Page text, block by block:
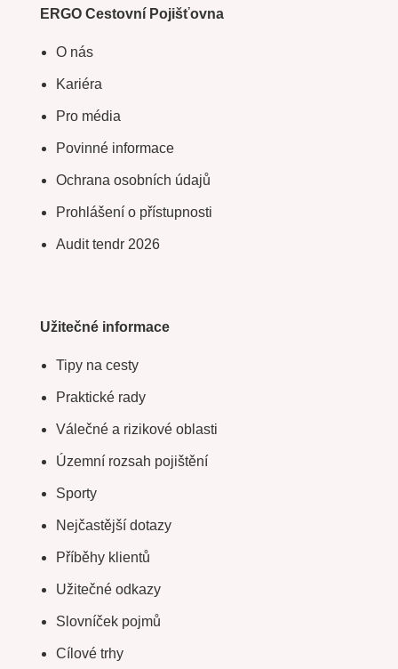
ERGO Cestovní Pojišťovna
O nás
Kariéra
Pro média
Povinné informace
Ochrana osobních údajů
Prohlášení o přístupnosti
Audit tendr 2026
Užitečné informace
Tipy na cesty
Praktické rady
Válečné a rizikové oblasti
Územní rozsah pojištění
Sporty
Nejčastější dotazy
Příběhy klientů
Užitečné odkazy
Slovníček pojmů
Cílové trhy